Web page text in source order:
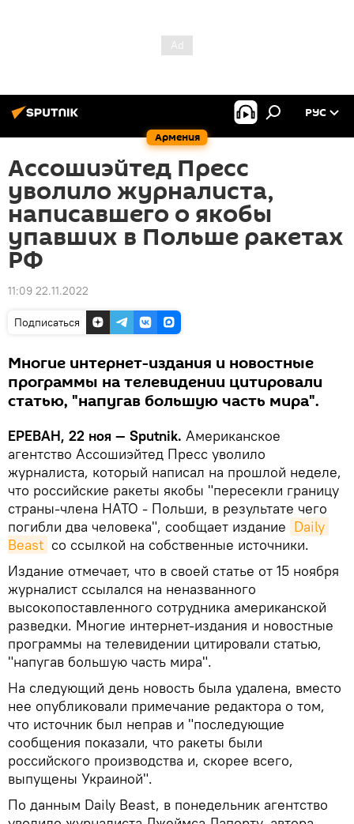
Армения
РУС
Ассошиэйтед Пресс
уволило журналиста,
написавшего о якобы
упавших в Польше ракетах
РФ
11:09 22.11.2022
Подписаться
Многие интернет-издания и новостные
программы на телевидении цитировали
статью, "напугав большую часть мира".
ЕРЕВАН, 22 ноя — Sputnik. Американское
агентство Ассошиэйтед Пресс уволило
журналиста, который написал на прошлой неделе,
что российские ракеты якобы "пересекли границу
страны-члена НАТО - Польши, в результате чего
погибли два человека", сообщает издание Daily
Beast со ссылкой на собственные источники.
Издание отмечает, что в своей статье от 15 ноября
журналист ссылался на неназванного
высокопоставленного сотрудника американской
разведки. Многие интернет-издания и новостные
программы на телевидении цитировали статью,
"напугав большую часть мира".
На следующий день новость была удалена, вместо
нее опубликовали примечание редактора о том,
что источник был неправ и "последующие
сообщения показали, что ракеты были
российского производства и, скорее всего,
выпущены Украиной".
По данным Daily Beast, в понедельник агентство